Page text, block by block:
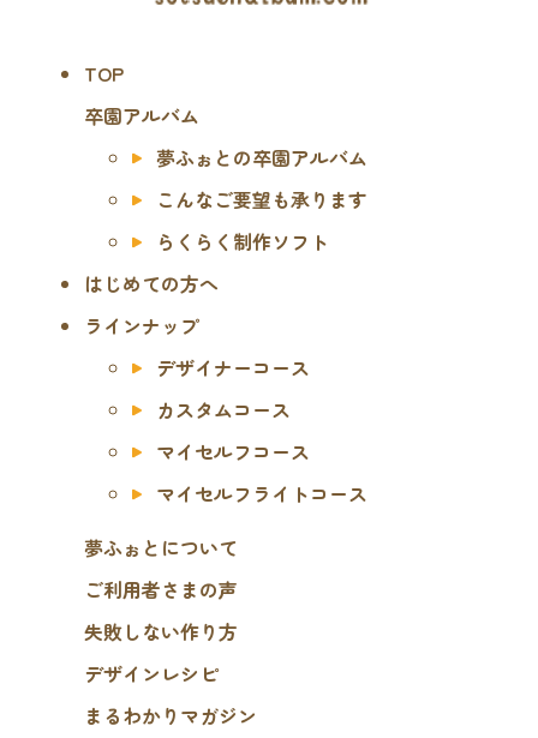
TOP
卒園アルバム
夢ふぉとの卒園アルバム
こんなご要望も承ります
らくらく制作ソフト
はじめての方へ
ラインナップ
デザイナーコース
カスタムコース
マイセルフコース
マイセルフライトコース
夢ふぉとについて
ご利用者さまの声
失敗しない作り方
デザインレシピ
まるわかりマガジン